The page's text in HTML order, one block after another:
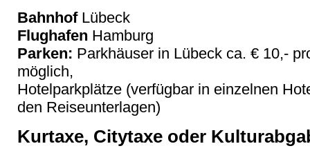
BahnhofLübeck
Flughafen Hamburg
Parken: Parkhäuser in Lübeck ca. € 10,-
möglich,
Hotelparkplätze (verfügbar in einzelnen
den Reiseunterlagen)
Kurtaxe, Citytaxe oder